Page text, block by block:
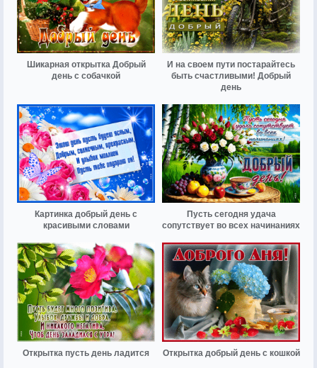
Шикарная открытка Добрый
день с собачкой
И на своем пути постарайтесь
быть счастливыми! Добрый
день
Картинка добрый день с
красивыми словами
Пусть сегодня удача
сопутствует во всех начинаниях
Открытка пусть день ладится Открытка добрый день с кошкой